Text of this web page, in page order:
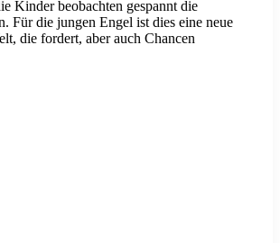
Kinder beobachten gespannt die
Für die jungen Engel ist dies eine neue
die fordert, aber auch Chancen